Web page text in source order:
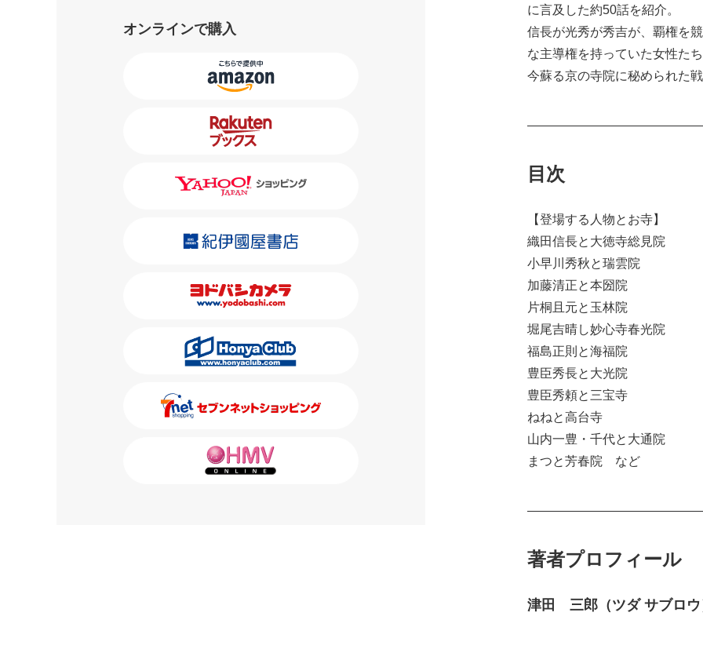
オンラインで購入
に言及した約50話を紹介。
信長が光秀が秀吉が、覇権を
な主導権を持っていた女性た
今蘇る京の寺院に秘められた
目次
【登場する人物とお寺】
織田信長と大徳寺総見院
小早川秀秋と瑞雲院
加藤清正と本圀院
片桐且元と玉林院
堀尾吉晴し妙心寺春光院
福島正則と海福院
豊臣秀長と大光院
豊臣秀頼と三宝寺
ねねと高台寺
山内一豊・千代と大通院
まつと芳春院 など
著者プロフィール
津田 三郎（ツダ サブロウ